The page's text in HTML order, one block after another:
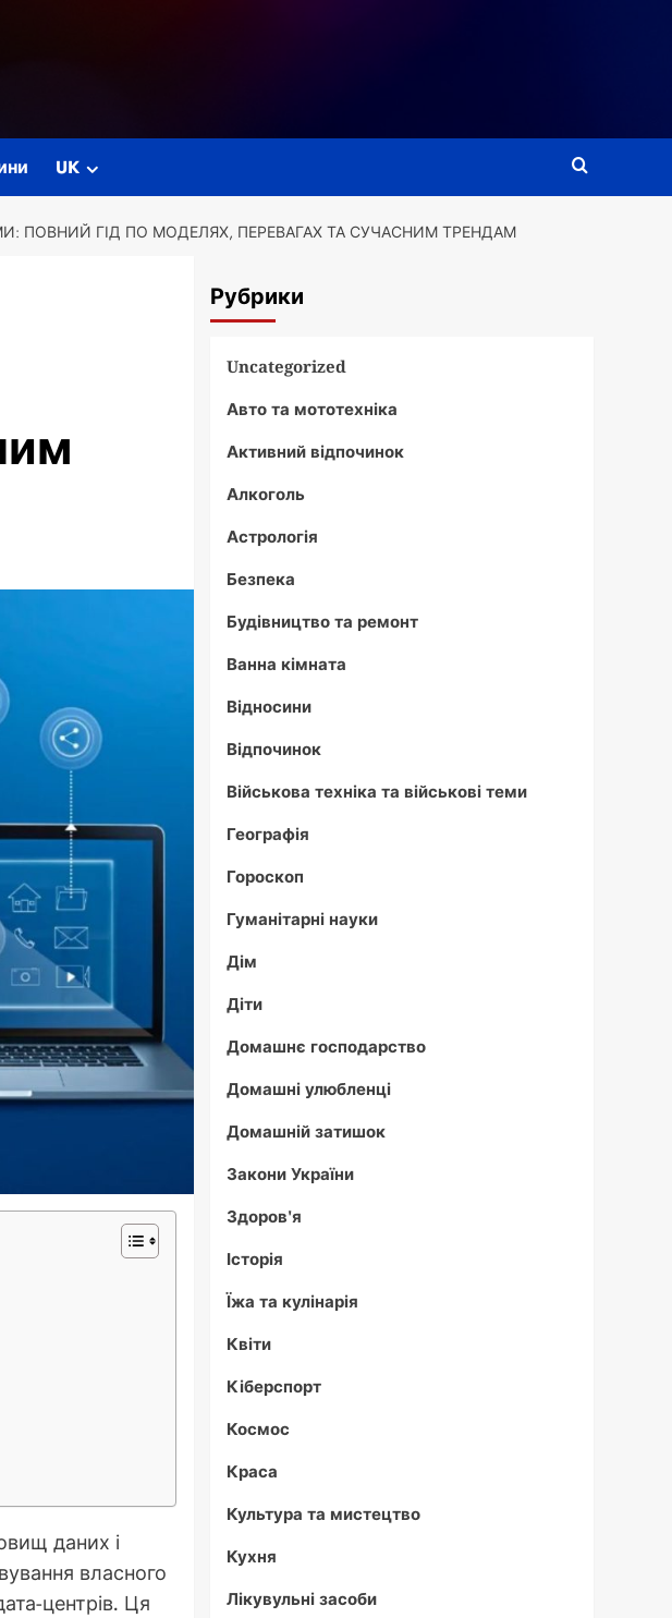
UK
ПОВНИЙ ГІД ПО МОДЕЛЯХ, ПЕРЕВАГАХ ТА СУЧАСНИМ ТРЕНДАМ
даних і
власного
центрів. Ця
Рубрики
Uncategorized
Авто та мототехніка
Активний відпочинок
Алкоголь
Астрологія
Безпека
Будівництво та ремонт
Ванна кімната
Відносини
Відпочинок
Військова техніка та військові теми
Географія
Гороскоп
Гуманітарні науки
Дім
Діти
Домашнє господарство
Домашні улюбленці
Домашній затишок
Закони України
Здоров'я
Історія
Їжа та кулінарія
Квіти
Кіберспорт
Космос
Краса
Культура та мистецтво
Кухня
Лікувульні засоби